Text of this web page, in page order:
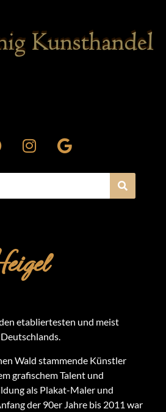
etabliertesten und meist
Wald stammende Künstler
grafischem Talent und
als Plakat-Maler und
der 90er Jahre bis 2011 war